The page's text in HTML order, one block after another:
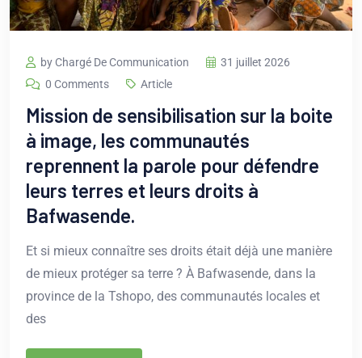
by Chargé De Communication
31 juillet 2026
0 Comments
Article
Mission de sensibilisation sur la boite
à image, les communautés
reprennent la parole pour défendre
leurs terres et leurs droits à
Bafwasende.
Et si mieux connaître ses droits était déjà une manière
de mieux protéger sa terre ? À Bafwasende, dans la
province de la Tshopo, des communautés locales et
des